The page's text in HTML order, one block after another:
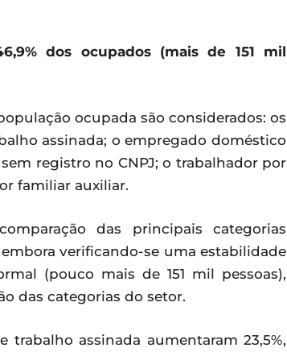
dos ocupados (mais de 151 mil
ocupada são considerados: os
assinada; o empregado doméstico
registro no CNPJ; o trabalhador por
familiar auxiliar.
das principais categorias
verificando-se uma estabilidade
(pouco mais de 151 mil pessoas),
das categorias do setor.
assinada aumentaram 23,5%,